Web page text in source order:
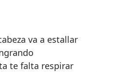
va a estallar
te falta respirar